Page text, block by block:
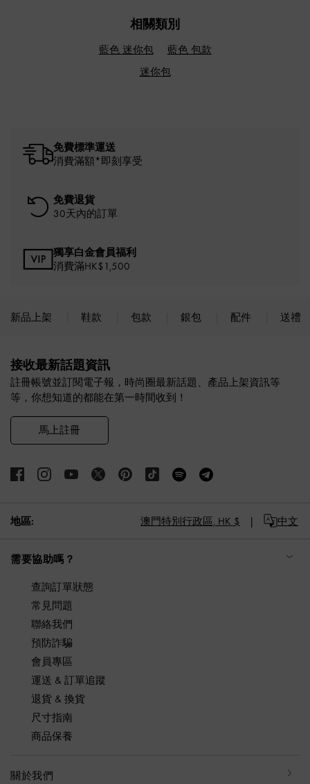
相關類別
藍色 迷你包
藍色 包款
迷你包
免費標準運送
消費滿額*即刻享受
免費退貨
30天內的訂單
獨享白金會員福利
消費滿HK$1,500
新品上架 鞋款 包款 銀包 配件 送禮
接收最新話題資訊
註冊帳號並訂閱電子報，時尚圈最新話題、產品上架資訊等
等，你想知道的都能在第一時間收到！
馬上註冊
地區: 澳門特別行政區, HK $ 中文
需要協助嗎？
查詢訂單狀態
常見問題
聯絡我們
預防詐騙
會員專區
運送 & 訂單追蹤
退貨 & 換貨
尺寸指南
商品保養
關於我們